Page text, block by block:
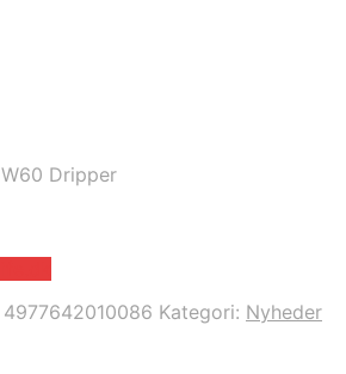
W60 Dripper
4977642010086 Kategori: Nyheder